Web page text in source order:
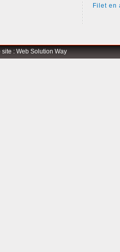
Filet en
site : Web Solution Way